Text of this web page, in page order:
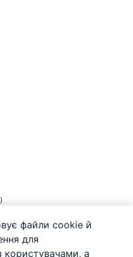
)
файли cookie й
для
користувачами, а